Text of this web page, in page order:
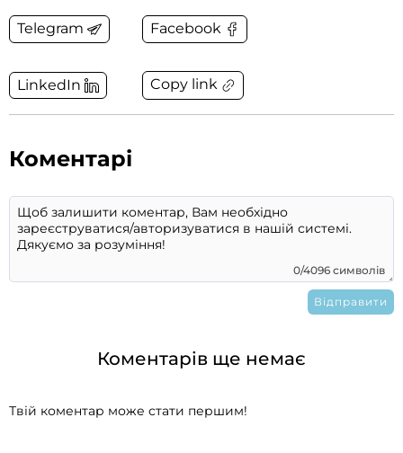
Telegram Facebook
LinkedIn Copy link
Коментарі
0/4096 символів
Коментарів ще немає
Твій коментар може стати першим!